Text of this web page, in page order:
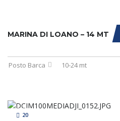
MARINA DI LOANO – 14 MT
Posto Barca 10-24 mt
20